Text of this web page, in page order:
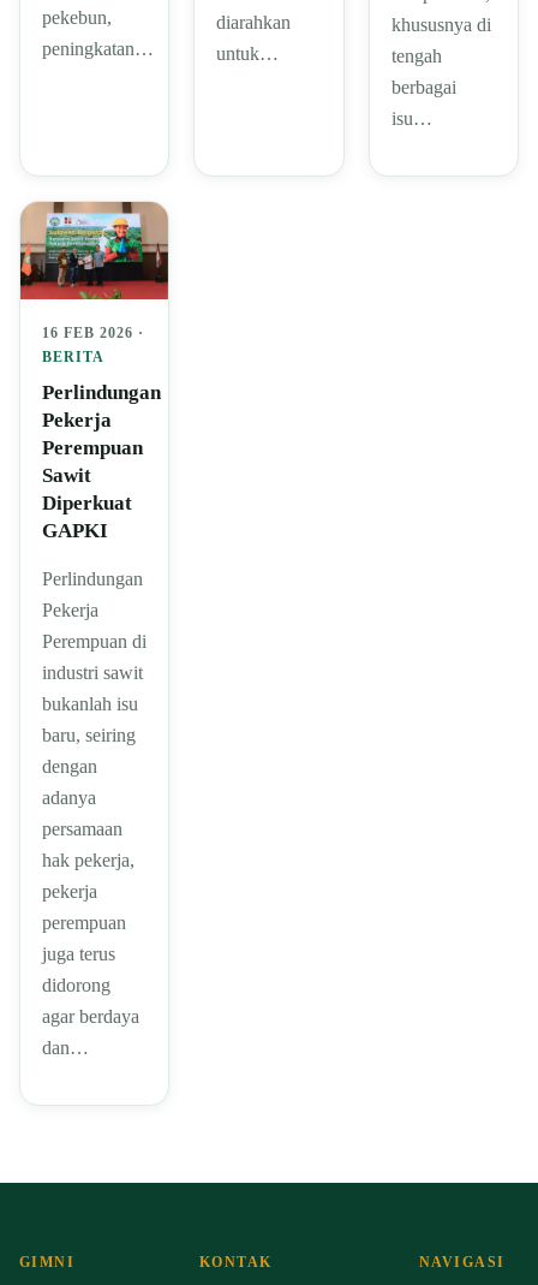
pekebun,
peningkatan…
diarahkan
untuk…
khususnya di
tengah
berbagai
isu…
16 FEB 2026 ·
BERITA
Perlindungan
Pekerja
Perempuan
Sawit
Diperkuat
GAPKI
Perlindungan
Pekerja
Perempuan di
industri sawit
bukanlah isu
baru, seiring
dengan
adanya
persamaan
hak pekerja,
pekerja
perempuan
juga terus
didorong
agar berdaya
dan…
GIMNI KONTAK NAVIGASI